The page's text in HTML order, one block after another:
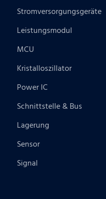
Stromversorgungsgeräte
Leistungsmodul
MCU
Kristalloszillator
Power IC
Schnittstelle & Bus
Lagerung
Sensor
Signal